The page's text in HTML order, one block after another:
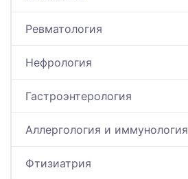
Ревматология
Нефрология
Гастроэнтерология
Аллергология и иммунология
Фтизиатрия